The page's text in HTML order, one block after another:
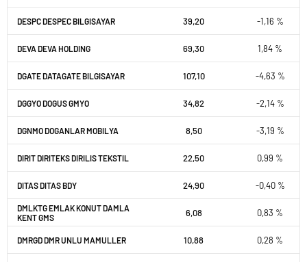
DESPC DESPEC BILGISAYAR 39,20 -1,16 %
DEVA DEVA HOLDING 69,30 1,84 %
DGATE DATAGATE BILGISAYAR 107,10 -4,63 %
DGGYO DOGUS GMYO 34,82 -2,14 %
DGNMO DOGANLAR MOBILYA 8,50 -3,19 %
DIRIT DIRITEKS DIRILIS TEKSTIL 22,50 0,99 %
DITAS DITAS BDY 24,90 -0,40 %
DMLKTG EMLAK KONUT DAMLA
KENT GMS
6,08 0,83 %
DMRGD DMR UNLU MAMULLER 10,88 0,28 %